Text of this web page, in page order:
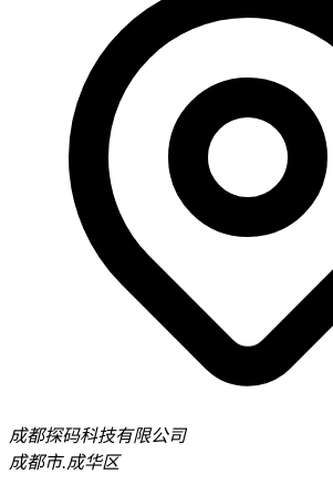
成都探码科技有限公司
成都市.成华区